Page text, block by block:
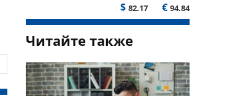
$ 82.17 € 94.84
Читайте также